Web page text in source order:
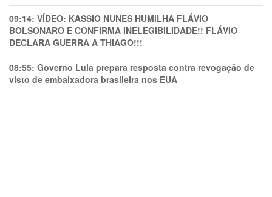
09:14: VÍDEO: KASSIO NUNES HUMlLHA FLÁVIO
BOLSONARO E CONFIRMA INELEGIBILIDADE!! FLÁVIO
DECLARA GUERRA A THIAGO!!!
08:55: Governo Lula prepara resposta contra revogação de
visto de embaixadora brasileira nos EUA